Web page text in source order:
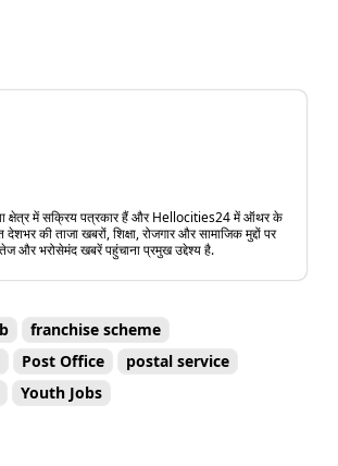
क्षेत्र में सक्रिय पत्रकार हैं और Hellocities24 में ऑथर के
की ताजा खबरों, शिक्षा, रोजगार और सामाजिक मुद्दों पर
और भरोसेमंद खबरें पहुंचाना प्रमुख उद्देश्य है.
franchise scheme
Post Office
postal service
Youth Jobs